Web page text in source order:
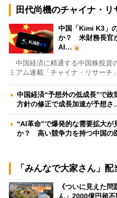
田代尚機のチャイナ・リ
中国「Kimi K3」
か？ 米財務長官
AI…
中国経済に精通する中国株投資
ミアム連載「チャイナ・リサーチ
中国経済“予想外の低成長”で
方針の修正で成長加速が予想
“AI革命”で爆発的な需要拡大
か？ 高い競争力を持つ中国の
「みんなで大家さん」
《ついに見えた
ん」2000億円超